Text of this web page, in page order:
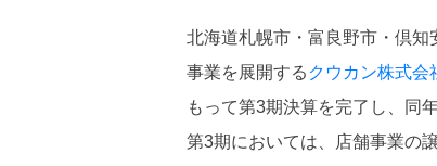
北海道札幌市・富良野市・倶
事業を展開する クウカン株式会
もって第3期決算を完了し、同
第3期においては、店舗事業の